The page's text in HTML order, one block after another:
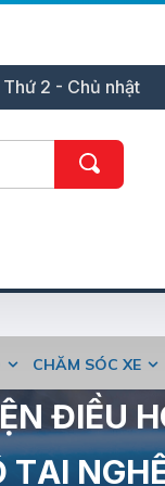
2 - Chủ nhật
CHĂM SÓC XE
ĐIỀU
TẠI